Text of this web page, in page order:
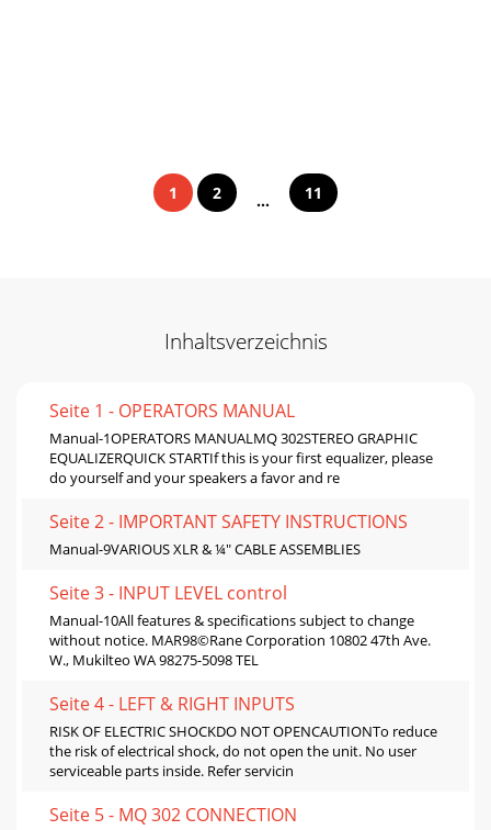
1 2 ... 11
Inhaltsverzeichnis
Seite 1 - OPERATORS MANUAL
Manual-1OPERATORS MANUALMQ 302STEREO GRAPHIC
EQUALIZERQUICK STARTIf this is your first equalizer, please
do yourself and your speakers a favor and re
Seite 2 - IMPORTANT SAFETY INSTRUCTIONS
Manual-9VARIOUS XLR & ¼" CABLE ASSEMBLIES
Seite 3 - INPUT LEVEL control
Manual-10All features & specifications subject to change
without notice. MAR98©Rane Corporation 10802 47th Ave.
W., Mukilteo WA 98275-5098 TEL
Seite 4 - LEFT & RIGHT INPUTS
RISK OF ELECTRIC SHOCKDO NOT OPENCAUTIONTo reduce
the risk of electrical shock, do not open the unit. No user
serviceable parts inside. Refer servicin
Seite 5 - MQ 302 CONNECTION